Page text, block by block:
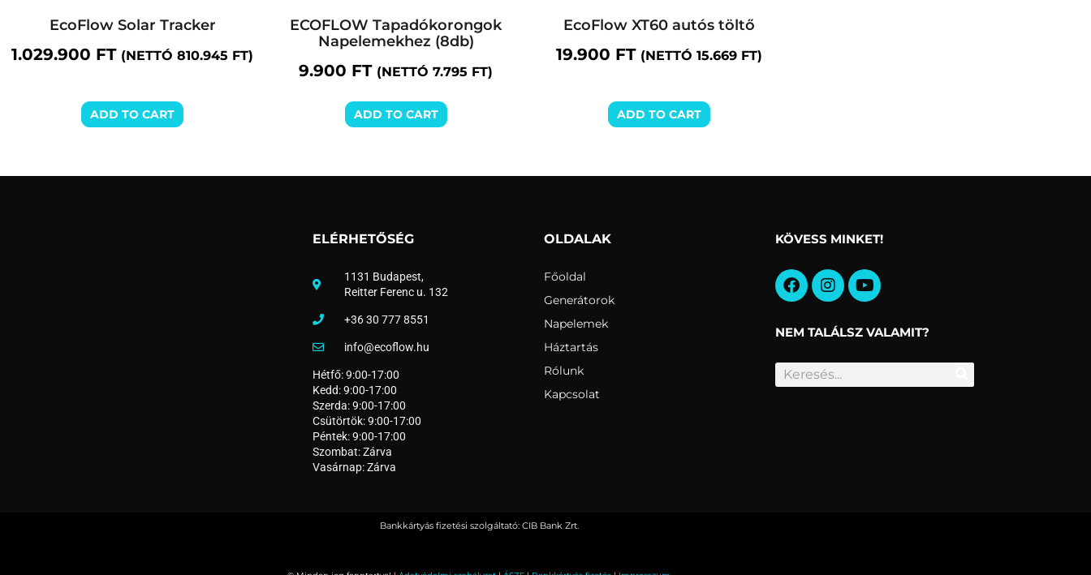
EcoFlow Solar Tracker
1.029.900 FT (NETTÓ810.945 FT)
ADD TO CART
ECOFLOW Tapadókorongok
Napelemekhez (8db)
9.900 FT (NETTÓ7.795 FT)
ADD TO CART
EcoFlow XT60 autós töltő
19.900 FT (NETTÓ15.669 FT)
ADD TO CART
ELÉRHETŐSÉG
1131 Budapest,
Reitter Ferenc u. 132
+36 30 777 8551
info@ecoflow.hu
Hétfő: 9:00-17:00
Kedd: 9:00-17:00
Szerda: 9:00-17:00
Csütörtök: 9:00-17:00
Péntek: 9:00-17:00
Szombat: Zárva
Vasárnap: Zárva
OLDALAK
Főoldal
Generátorok
Napelemek
Háztartás
Rólunk
Kapcsolat
KÖVESS MINKET!
NEM TALÁLSZ VALAMIT?
Bankkártyás fizetési szolgáltató: CIB Bank Zrt.